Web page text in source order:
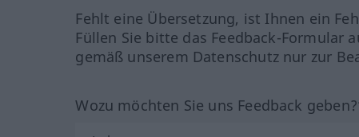
Fehlt eine Übersetzung, ist Ihnen ein
Füllen Sie bitte das Feedback-Formular
gemäß unserem Datenschutz nur zur
Wozu möchten Sie uns Feedback